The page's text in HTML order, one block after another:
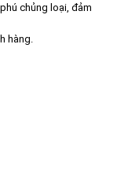
chủng loại, đảm
hàng.